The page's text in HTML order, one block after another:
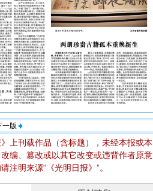
一版
上刊载作品（含标题），未经本报或本
编、篡改或以其它改变或违背作者原意
注明来源“《光明日报》”。